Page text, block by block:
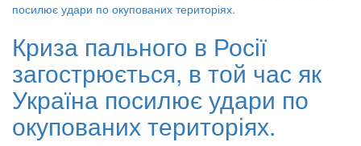
Криза пального в Росії
загострюється, в той час як
Україна посилює удари по
окупованих територіях.